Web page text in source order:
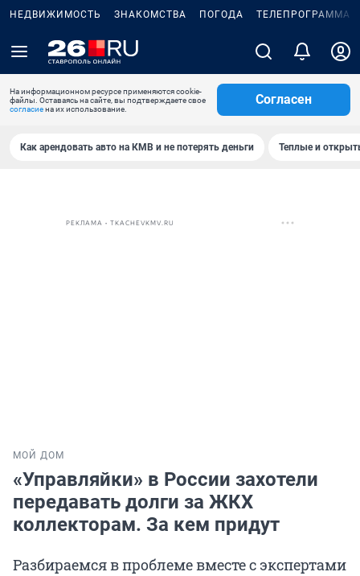
НЕДВИЖИМОСТЬ ЗНАКОМСТВА ПОГОДА ТЕЛЕПРОГРАММА
На информационном ресурсе применяются cookie-
файлы. Оставаясь на сайте, вы подтверждаете свое
согласиена их использование.
Согласен
Как арендовать авто на КМВ и не потерять деньги Теплые и
РЕКЛАМА • TKACHEVKMV.RU
МОЙ ДОМ
«Управляйки» в России захотели
передавать долги за ЖКХ
коллекторам. За кем придут
Разбираемся в проблеме вместе с экспертами